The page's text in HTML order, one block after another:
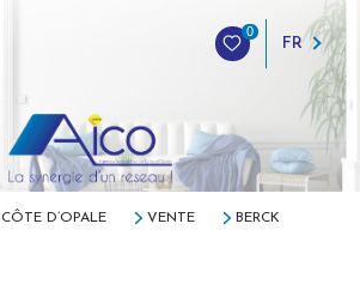
0
FR
D’OPALE VENTE BERCK